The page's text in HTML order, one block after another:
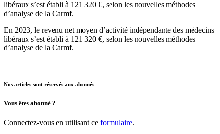
libéraux s’est établi à 121 320 €, selon les nouvelles méthodes
d’analyse de la Carmf.
En 2023, le revenu net moyen d’activité indépendante des médecins
libéraux s’est établi à 121 320 €, selon les nouvelles méthodes
d’analyse de la Carmf.
Nos articles sont réservés aux abonnés
Vous êtes abonné ?
Connectez-vous en utilisant ce formulaire.